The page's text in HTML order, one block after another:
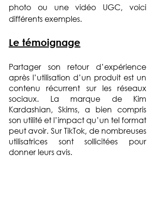
photo ou une vidéo UGC, voici
différents exemples.
Le témoignage
Partager son retour d’expérience
après l’utilisation d’un produit est un
contenu récurrent sur les réseaux
sociaux. La marque de Kim
Kardashian, Skims, a bien compris
son utilité et l’impact qu’un tel format
peut avoir. Sur TikTok, de nombreuses
utilisatrices sont sollicitées pour
donner leurs avis.